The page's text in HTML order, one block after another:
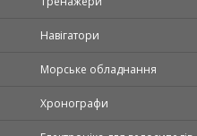
Навігатори
Морське обладнання
Хронографи